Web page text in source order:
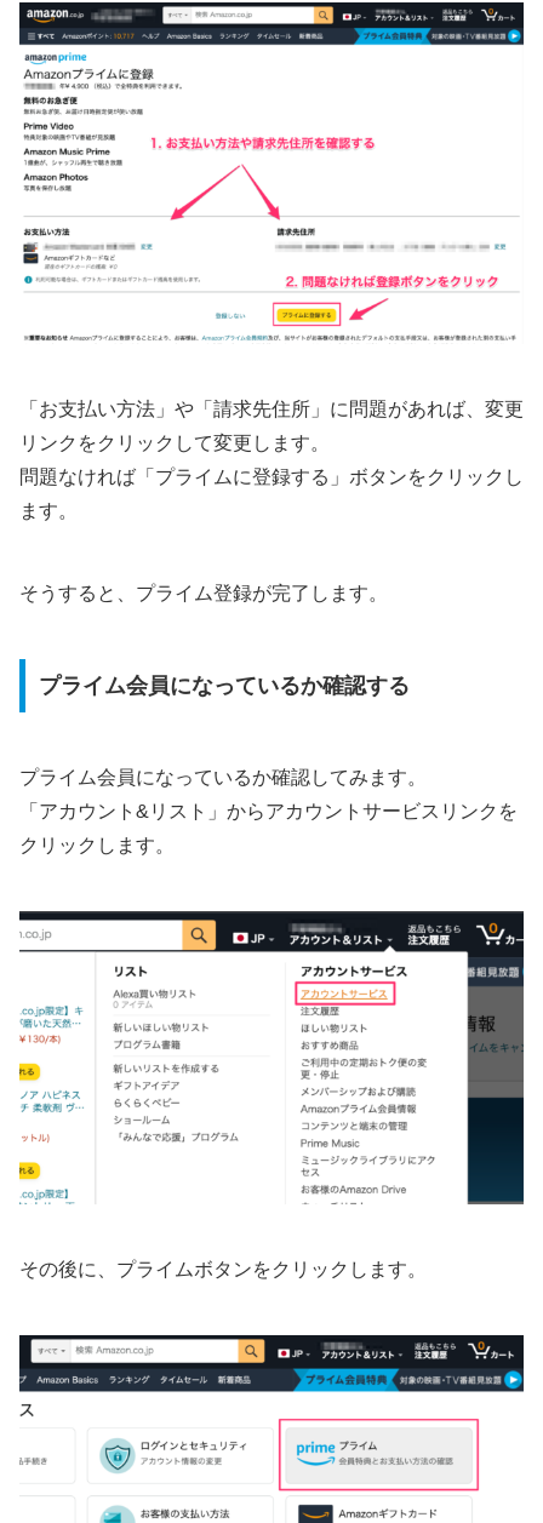
「お支払い方法」や「請求先住所」に問題があれば、変更
リンクをクリックして変更します。
問題なければ「プライムに登録する」ボタンをクリックし
ます。
そうすると、プライム登録が完了します。
プライム会員になっているか確認する
プライム会員になっているか確認してみます。
「アカウント&リスト」からアカウントサービスリンクを
クリックします。
その後に、プライムボタンをクリックします。